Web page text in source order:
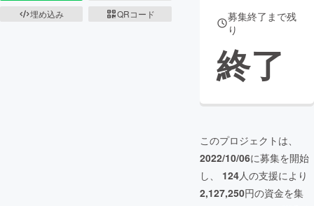
埋め込み
QRコード
募集終了まで残
り
終了
このプロジェクトは、
2022/10/06に募集を開始
し、 124人の支援により
2,127,250円の資金を集